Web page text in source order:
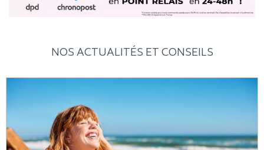
NOS ACTUALITÉS ET CONSEILS